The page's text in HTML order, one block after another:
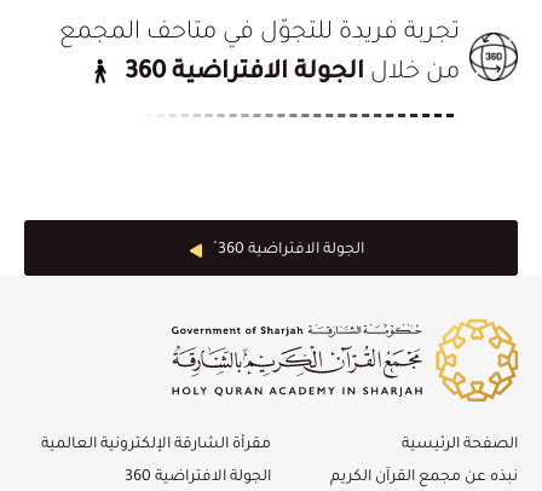
تجربة فريدة للتجوّل في متاحف المجمع
من خلال الجولة الافتراضية 360
الجولة الافتراضية 360 ْ
الصفحة الرئيسية
نبذه عن مجمع القرآن الكريم
مقرأة الشارقة الإلكترونية العالمية
الجولة الافتراضية 360